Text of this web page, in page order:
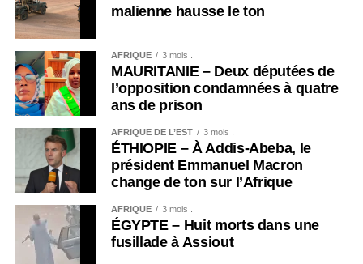
malienne hausse le ton
AFRIQUE 3 mois .
MAURITANIE – Deux députées de
l’opposition condamnées à quatre
ans de prison
AFRIQUE DE L’EST 3 mois .
ÉTHIOPIE – À Addis-Abeba, le
président Emmanuel Macron
change de ton sur l’Afrique
AFRIQUE 3 mois .
ÉGYPTE – Huit morts dans une
fusillade à Assiout